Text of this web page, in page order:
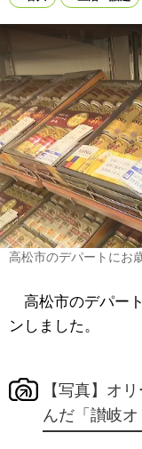
高松市のデパートにお
高松市のデパー
ンしました。
【写真】オ
んだ「讃岐オ